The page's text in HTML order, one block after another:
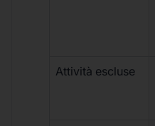
Attività escluse